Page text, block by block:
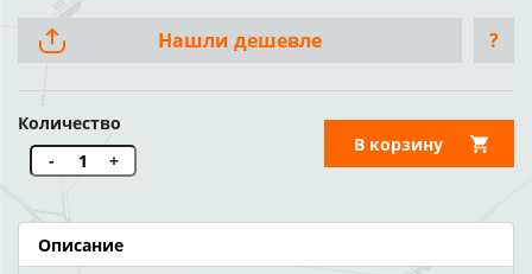
Нашли дешевле ?
Количество
-
+
В корзину
Описание